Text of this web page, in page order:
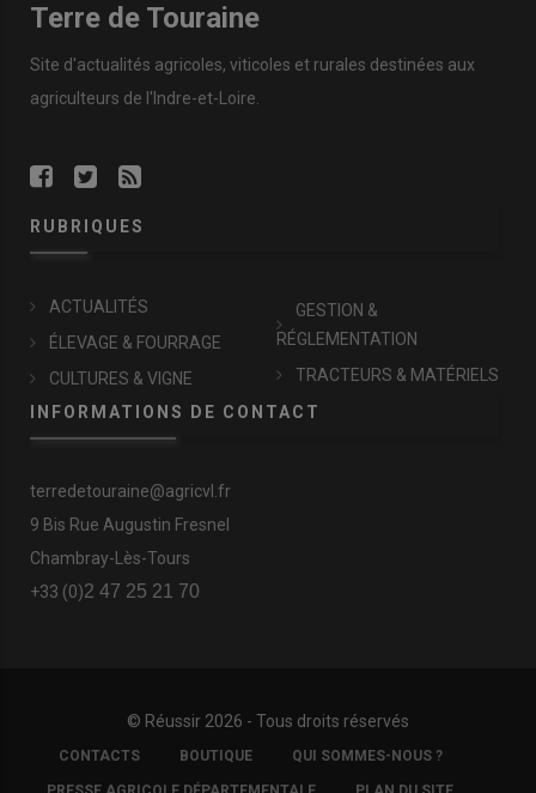
Terre de Touraine
Site d'actualités agricoles, viticoles et rurales destinées aux
agriculteurs de l'Indre-et-Loire.
RUBRIQUES
ACTUALITÉS
ÉLEVAGE & FOURRAGE
CULTURES & VIGNE
GESTION &
RÉGLEMENTATION
TRACTEURS & MATÉRIELS
INFORMATIONS DE CONTACT
terredetouraine@agricvl.fr
9 Bis Rue Augustin Fresnel
Chambray-Lès-Tours
+33 (0)2 47 25 21 70
© Réussir 2026 - Tous droits réservés
FOOTER
COPYRIGHT
CONTACTS BOUTIQUE QUI SOMMES-NOUS ?